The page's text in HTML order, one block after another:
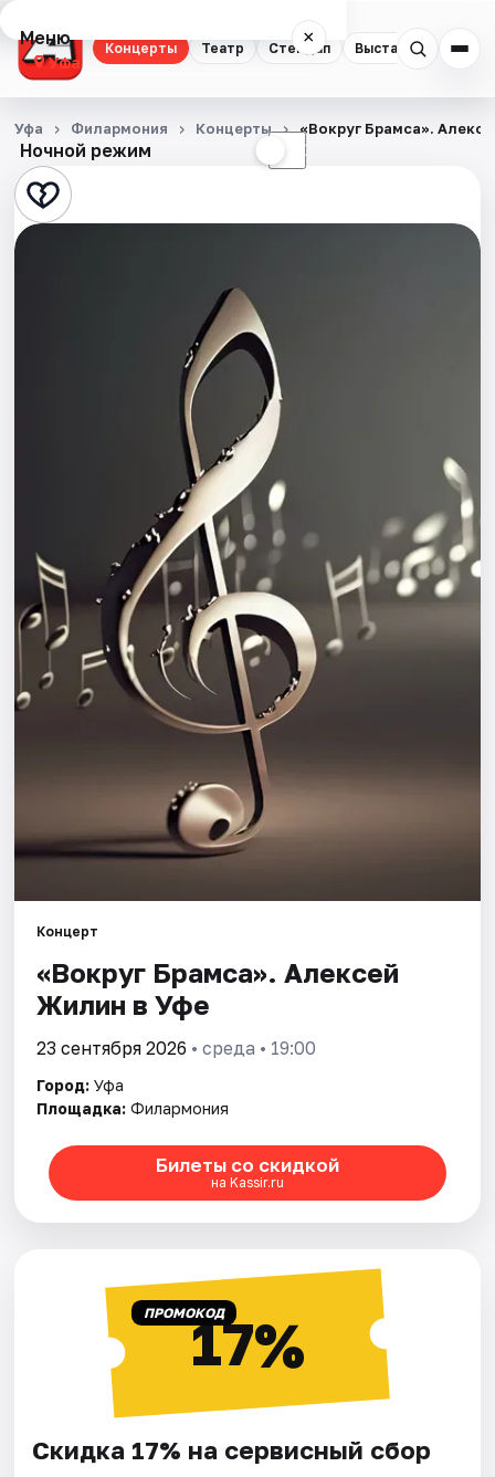
Концерты Театр Стендап Выставки
Меню ×
Уфа
Концерты
Театр
Стендап
Площадки
Артисты
Рейтинги
Ночной режим ☾
Уфа Филармония Концерты «Вокруг Брамса».
Концерт
«Вокруг Брамса». Алексей
Жилин в Уфе
23 сентября 2026 • среда • 19:00
Город: Уфа
Площадка: Филармония
Билеты со скидкой
на Kassir.ru
ПРОМОКОД17%
Скидка 17% на сервисный сбор